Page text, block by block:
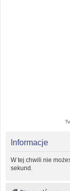
Informacje
W tej chwili nie
sekund.